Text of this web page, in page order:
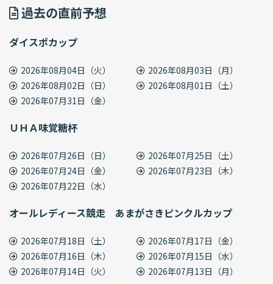
過去の直前予想
ダイスポカップ
2026年08月04日（火）
2026年08月03日（月）
2026年08月02日（日）
2026年08月01日（土）
2026年07月31日（金）
ＵＨＡ味覚糖杯
2026年07月26日（日）
2026年07月25日（土）
2026年07月24日（金）
2026年07月23日（木）
2026年07月22日（水）
オールレディース競走 あまがさきピンクルカップ
2026年07月18日（土）
2026年07月17日（金）
2026年07月16日（木）
2026年07月15日（水）
2026年07月14日（火）
2026年07月13日（月）